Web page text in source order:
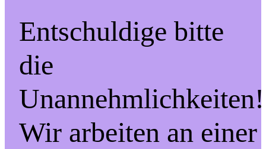
Entschuldige bitte
die
Unannehmlichkeiten!
Wir arbeiten an einer